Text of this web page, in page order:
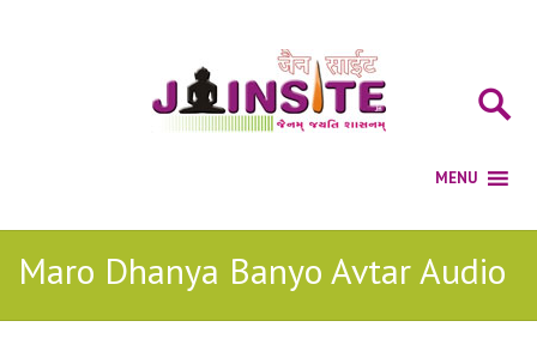
Maro Dhanya Banyo Avtar Audio